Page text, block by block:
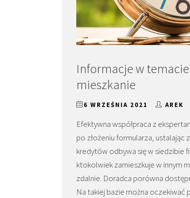
Informacje w
mieszkanie
6 WRZEŚNIA 2021 AREK
Efektywna współpraca z
po złożeniu formularza, ustalając
kredytów odbywa się w siedzibie
ktokolwiek zamieszkuje w innym
zdalnie. Doradca porówna
Na takiej bazie można